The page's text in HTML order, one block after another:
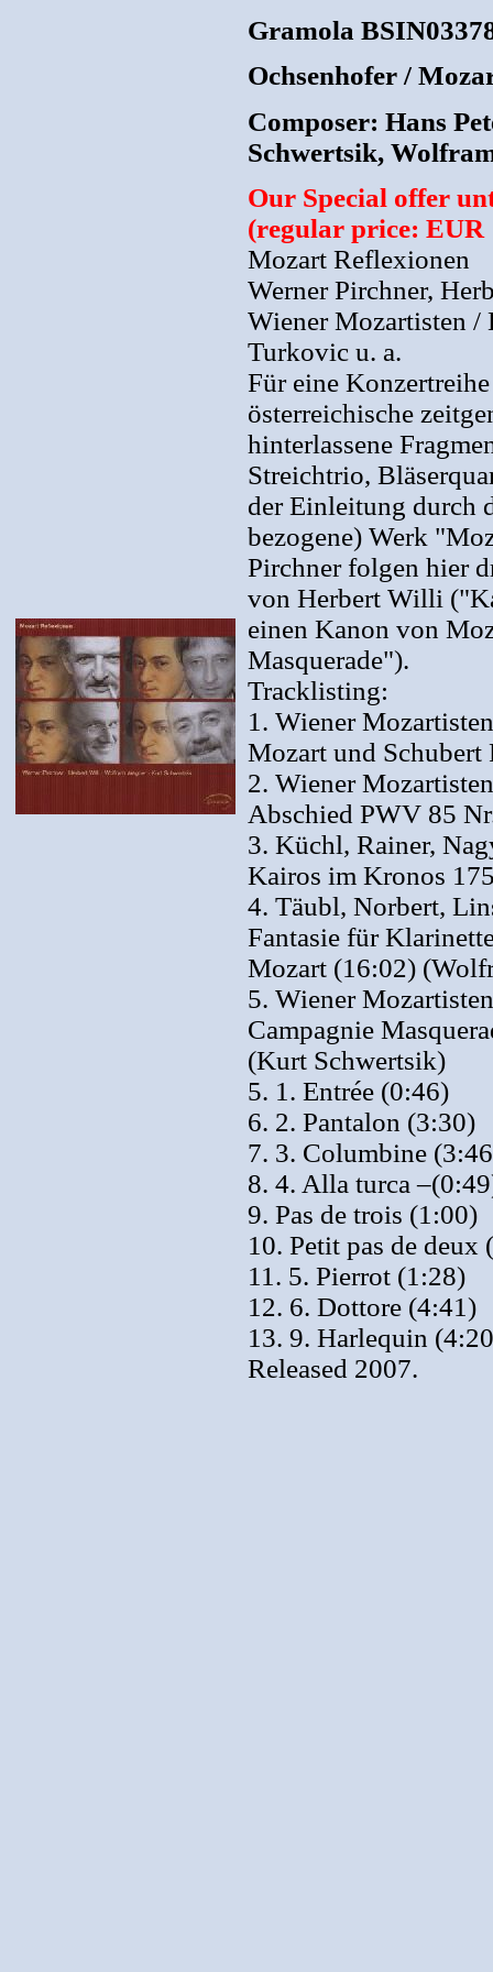
Gramola
Ochsenhofer /
Composer: Hans
Schwertsik,
Our Special offer
(regular price: EUR
Mozart Reflexionen
Werner Pirchner,
Wiener Mozartisten /
Turkovic u. a.
Für eine
österreichische
hinterlassene
Streichtrio,
der Einleitung durch
bezogene) Werk
Pirchner folgen hier
von Herbert Willi
einen Kanon von
Masquerade").
Tracklisting:
1. Wiener
Mozart und
2. Wiener
Abschied PWV 85
3. Küchl, Rainer,
Kairos im Kronos
4. Täubl, Norbert,
Fantasie für
Mozart (16:02)
5. Wiener
Campagnie
(Kurt Schwertsik)
5. 1. Entrée (0:46)
6. 2. Pantalon (3:30)
7. 3. Columbine
8. 4. Alla turca
9. Pas de trois (1:00)
10. Petit pas de deux
11. 5. Pierrot (1:28)
12. 6. Dottore (4:41)
13. 9. Harlequin
Released 2007.